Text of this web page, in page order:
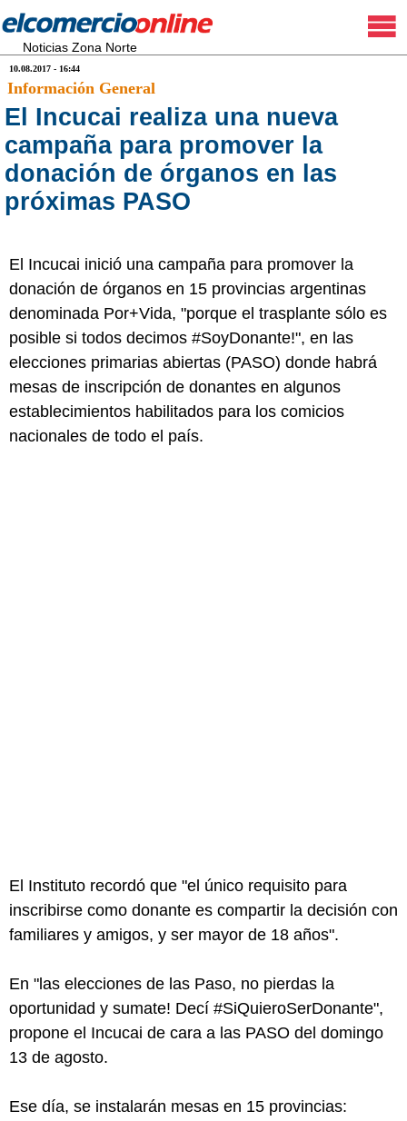
Noticias Zona Norte
10.08.2017 - 16:44
Información General
El Incucai realiza una nueva
campaña para promover la
donación de órganos en las
próximas PASO
El Incucai inició una campaña para promover la
donación de órganos en 15 provincias argentinas
denominada Por+Vida, "porque el trasplante sólo es
posible si todos decimos #SoyDonante!", en las
elecciones primarias abiertas (PASO) donde habrá
mesas de inscripción de donantes en algunos
establecimientos habilitados para los comicios
nacionales de todo el país.
El Instituto recordó que "el único requisito para
inscribirse como donante es compartir la decisión con
familiares y amigos, y ser mayor de 18 años".
En "las elecciones de las Paso, no pierdas la
oportunidad y sumate! Decí #SiQuieroSerDonante",
propone el Incucai de cara a las PASO del domingo
13 de agosto.
Ese día, se instalarán mesas en 15 provincias: